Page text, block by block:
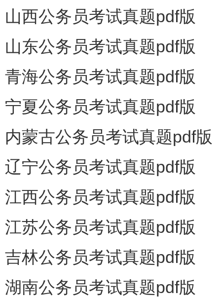
山西公务员考试真题pdf版
山东公务员考试真题pdf版
青海公务员考试真题pdf版
宁夏公务员考试真题pdf版
内蒙古公务员考试真题pdf版
辽宁公务员考试真题pdf版
江西公务员考试真题pdf版
江苏公务员考试真题pdf版
吉林公务员考试真题pdf版
湖南公务员考试真题pdf版